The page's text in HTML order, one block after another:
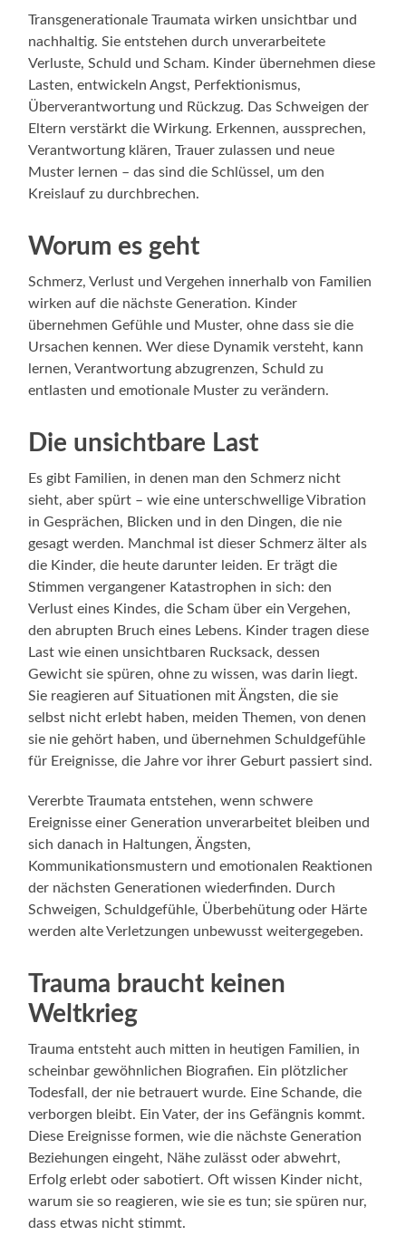
Transgenerationale Traumata wirken unsichtbar und
nachhaltig. Sie entstehen durch unverarbeitete
Verluste, Schuld und Scham. Kinder übernehmen diese
Lasten, entwickeln Angst, Perfektionismus,
Überverantwortung und Rückzug. Das Schweigen der
Eltern verstärkt die Wirkung. Erkennen, aussprechen,
Verantwortung klären, Trauer zulassen und neue
Muster lernen – das sind die Schlüssel, um den
Kreislauf zu durchbrechen.
Worum es geht
Schmerz, Verlust und Vergehen innerhalb von Familien
wirken auf die nächste Generation. Kinder
übernehmen Gefühle und Muster, ohne dass sie die
Ursachen kennen. Wer diese Dynamik versteht, kann
lernen, Verantwortung abzugrenzen, Schuld zu
entlasten und emotionale Muster zu verändern.
Die unsichtbare Last
Es gibt Familien, in denen man den Schmerz nicht
sieht, aber spürt – wie eine unterschwellige Vibration
in Gesprächen, Blicken und in den Dingen, die nie
gesagt werden. Manchmal ist dieser Schmerz älter als
die Kinder, die heute darunter leiden. Er trägt die
Stimmen vergangener Katastrophen in sich: den
Verlust eines Kindes, die Scham über ein Vergehen,
den abrupten Bruch eines Lebens. Kinder tragen diese
Last wie einen unsichtbaren Rucksack, dessen
Gewicht sie spüren, ohne zu wissen, was darin liegt.
Sie reagieren auf Situationen mit Ängsten, die sie
selbst nicht erlebt haben, meiden Themen, von denen
sie nie gehört haben, und übernehmen Schuldgefühle
für Ereignisse, die Jahre vor ihrer Geburt passiert sind.
Vererbte Traumata entstehen, wenn schwere
Ereignisse einer Generation unverarbeitet bleiben und
sich danach in Haltungen, Ängsten,
Kommunikationsmustern und emotionalen Reaktionen
der nächsten Generationen wiederfinden. Durch
Schweigen, Schuldgefühle, Überbehütung oder Härte
werden alte Verletzungen unbewusst weitergegeben.
Trauma braucht keinen
Weltkrieg
Trauma entsteht auch mitten in heutigen Familien, in
scheinbar gewöhnlichen Biografien. Ein plötzlicher
Todesfall, der nie betrauert wurde. Eine Schande, die
verborgen bleibt. Ein Vater, der ins Gefängnis kommt.
Diese Ereignisse formen, wie die nächste Generation
Beziehungen eingeht, Nähe zulässt oder abwehrt,
Erfolg erlebt oder sabotiert. Oft wissen Kinder nicht,
warum sie so reagieren, wie sie es tun; sie spüren nur,
dass etwas nicht stimmt.